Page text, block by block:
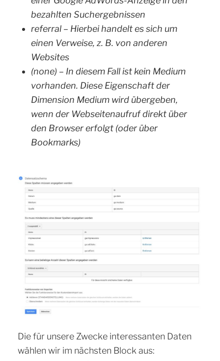
bezahlten Suchergebnissen
referral – Hierbei handelt es sich um
einen Verweise, z. B. von anderen
Websites
(none) – In diesem Fall ist kein Medium
vorhanden. Diese Eigenschaft der
Dimension Medium wird übergeben,
wenn der Webseitenaufruf direkt über
den Browser erfolgt (oder über
Bookmarks)
Die für unsere Zwecke interessanten Daten
wählen wir im nächsten Block aus: